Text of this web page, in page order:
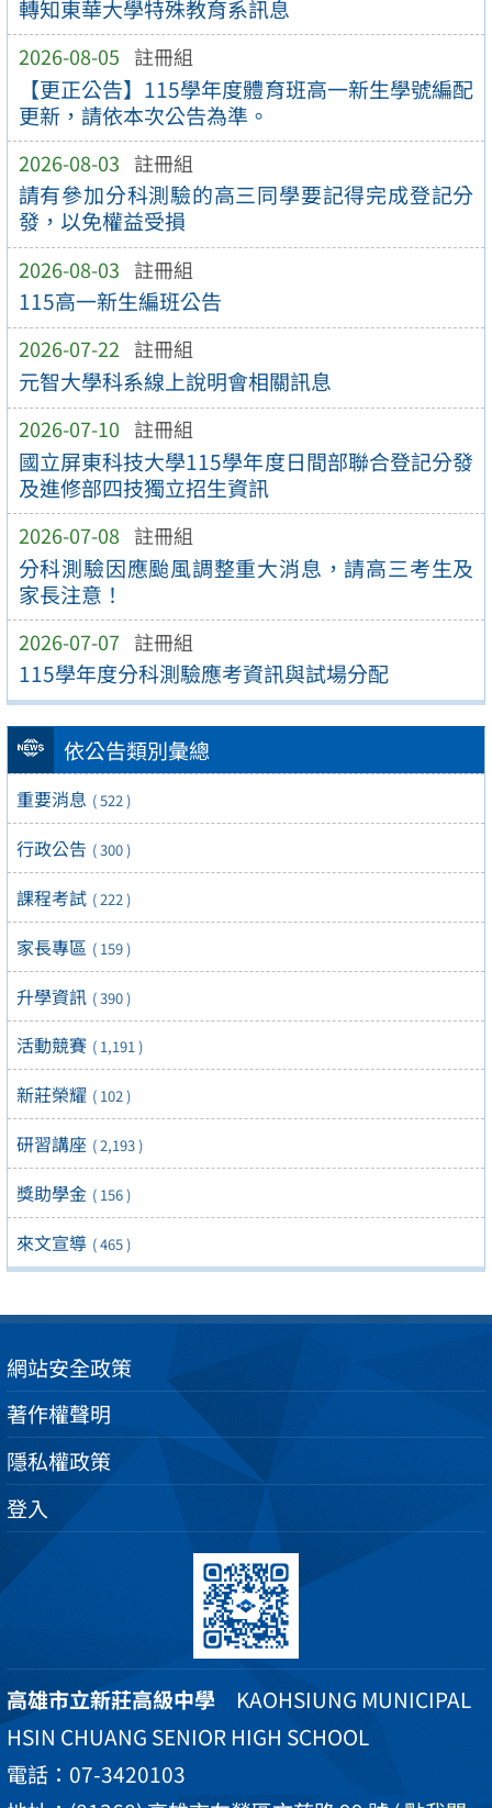
轉知東華大學特殊教育系訊息
2026-08-05 註冊組
【更正公告】115學年度體育班高一新生學號編配
更新，請依本次公告為準。
2026-08-03 註冊組
請有參加分科測驗的高三同學要記得完成登記分
發，以免權益受損
2026-08-03 註冊組
115高一新生編班公告
2026-07-22 註冊組
元智大學科系線上說明會相關訊息
2026-07-10 註冊組
國立屏東科技大學115學年度日間部聯合登記分發
及進修部四技獨立招生資訊
2026-07-08 註冊組
分科測驗因應颱風調整重大消息，請高三考生及
家長注意！
2026-07-07 註冊組
115學年度分科測驗應考資訊與試場分配
依公告類別彙總
重要消息 ( 522 )
行政公告 ( 300 )
課程考試 ( 222 )
家長專區 ( 159 )
升學資訊 ( 390 )
活動競賽 ( 1,191 )
新莊榮耀 ( 102 )
研習講座 ( 2,193 )
獎助學金 ( 156 )
來文宣導 ( 465 )
網站安全政策
著作權聲明
隱私權政策
登入
高雄市立新莊高級中學 KAOHSIUNG MUNICIPAL
HSIN CHUANG SENIOR HIGH SCHOOL
電話：07-3420103